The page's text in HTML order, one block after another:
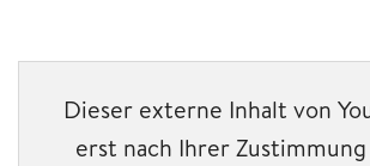
Dieser externe Inhalt von
erst nach Ihrer